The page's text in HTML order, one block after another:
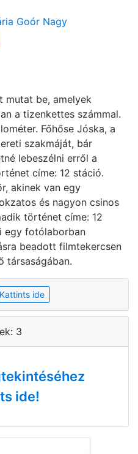
Goór Nagy
mutat be, amelyek
a tizenkettes számmal.
Főhőse Jóska, a
szakmáját, bár
lebeszélni erről a
címe: 12 stáció.
akinek van egy
és nagyon csinos
történet címe: 12
egy fotólaborban
beadott filmtekercsen
társaságában.
Kattints ide
3
ide!